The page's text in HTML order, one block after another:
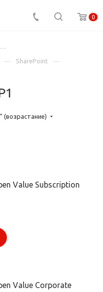
0
SharePoint
(возрастание)
Value Subscription
Value Corporate